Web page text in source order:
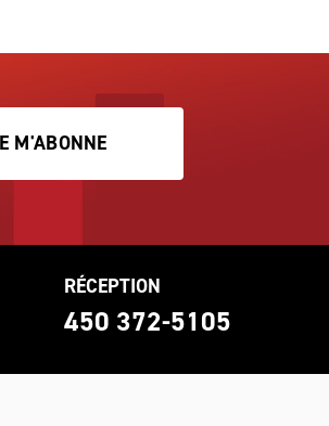
M'ABONNE
RÉCEPTION
450 372-5105